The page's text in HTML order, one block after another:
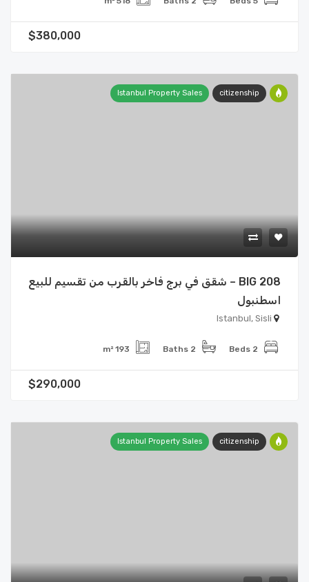
$380,000
citizenship
Istanbul Property Sales
BIG 208 – شقق في برج فاخر بالقرب من تقسيم للبيع
اسطنبول
2 Beds
2 Baths
193 m²
$290,000
citizenship
Istanbul Property Sales